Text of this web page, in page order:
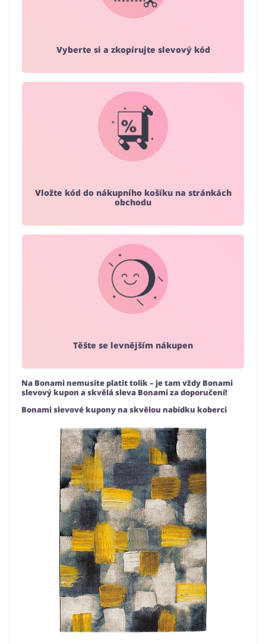
Vyberte si a zkopírujte slevový kód
Vložte kód do nákupního košíku na stránkách
obchodu
Těšte se levnějším nákupen
Na Bonami nemusíte platit tolik – je tam vždy Bonami
slevový kupon a skvělá sleva Bonami za doporučení!
Bonami slevové kupony na skvělou nabídku koberci